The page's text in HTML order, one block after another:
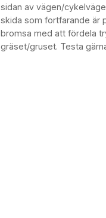
sidan av vägen/
skida som fortfarande är
bromsa med att fördela
gräset/gruset. Testa